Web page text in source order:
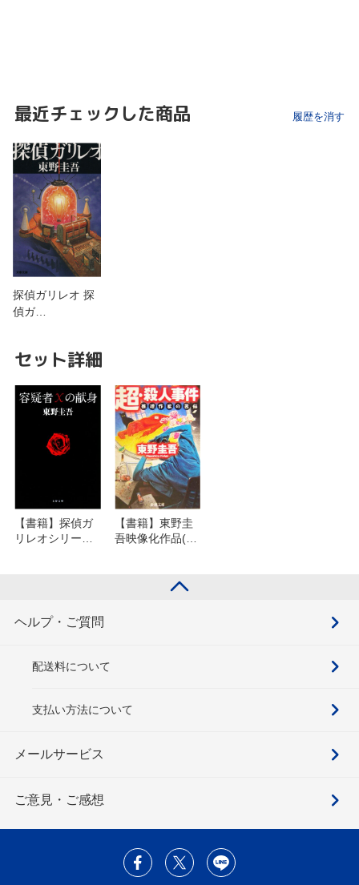
最近チェックした商品 履歴を消す
探偵ガリレオ 探
偵ガ…
セット詳細
【書籍】探偵ガ
リレオシリーズ
【書籍】東野圭
吾映像化作品(文
ヘルプ・ご質問
配送料について
支払い方法について
メールサービス
ご意見・ご感想